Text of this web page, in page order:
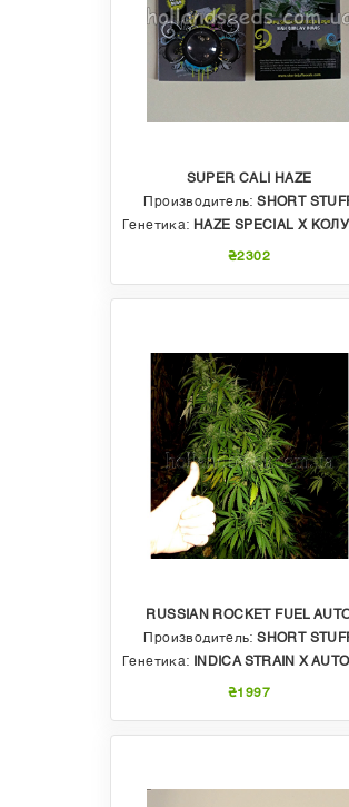
SUPER CALI HAZE
Производитель:SHORT
Генетика: HAZE SPECIAL X
₴2302
RUSSIAN ROCKET FUEL
Производитель:SHORT
Генетика:
INDICA STRAIN X AUTOMATIC NYC
₴1997